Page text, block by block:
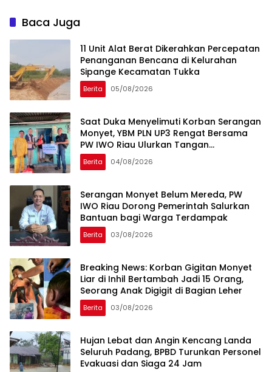
Baca Juga
11 Unit Alat Berat Dikerahkan Percepatan
Penanganan Bencana di Kelurahan
Sipange Kecamatan Tukka
Berita 05/08/2026
Saat Duka Menyelimuti Korban Serangan
Monyet, YBM PLN UP3 Rengat Bersama
PW IWO Riau Ulurkan Tangan
Kemanusiaan
Berita 04/08/2026
Serangan Monyet Belum Mereda, PW
IWO Riau Dorong Pemerintah Salurkan
Bantuan bagi Warga Terdampak
Berita 03/08/2026
Breaking News: Korban Gigitan Monyet
Liar di Inhil Bertambah Jadi 15 Orang,
Seorang Anak Digigit di Bagian Leher
Berita 03/08/2026
Hujan Lebat dan Angin Kencang Landa
Seluruh Padang, BPBD Turunkan Personel
Evakuasi dan Siaga 24 Jam